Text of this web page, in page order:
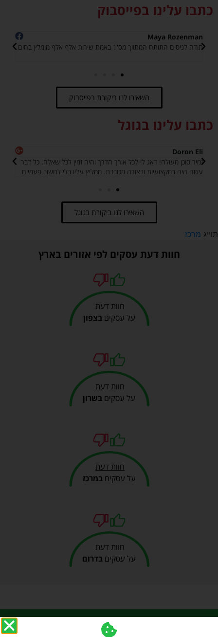
כתבו עלינו בפייסבוק
Maya Rozenman
תודה לניסים התותח המתווך מס'1 באמת שירות אלף אלף מומלץ בחום
השאירו לנו ביקורת בפייסבוק
כתבו עלינו בגוגל
Doron Eli
זמיר סוכן מעולה! דאג לי לכל אורך הדרך והיה זמין לכל שאלה. כל דבר
עשה היה במקצועיות ובצורה מכובדת. ממליץ עליו בלי לחשוב פעמיים
השאירו לנו ביקורת בגוגל
תוייג מרכז
חוות דעת עסקים לפי אזורים בארץ
חוות דעת
על עסקיםבצפון
חוות דעת
על עסקים בשרון
חוות דעת
על עסקיםבמרכז
חוות דעת
על עסקים בדרום
כל הזכויות שמורות ל my-opinion 2019, האתר שמרכז חוות
דעת, ביקורות והמלצות על מבחר עסקים בעולם עיצוב הבית,